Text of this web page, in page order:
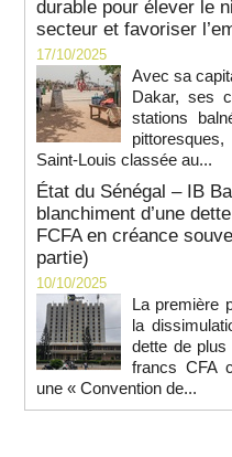
durable pour élever le
secteur et favoriser
17/10/2025
Avec sa
Dakar, ses
stations
Saint-Louis classée au...
État du Sénégal – IB
blanchiment d’une
FCFA en créance
partie)
10/10/2025
La première
la
dette de
francs CFA
une « Convention de...